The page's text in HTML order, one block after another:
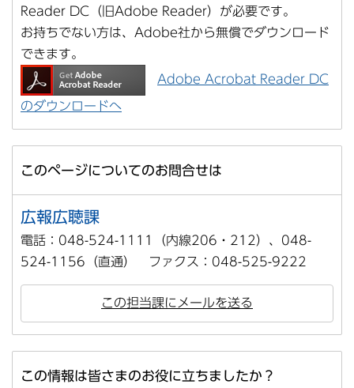
Reader DC（旧Adobe Reader）が必要です。
お持ちでない方は、Adobe社から無償でダウンロード
できます。
Adobe Acrobat Reader DC
のダウンロードへ
このページについてのお問合せは
広報広聴課
電話：048-524-1111（内線206・212）、048-
524-1156（直通） ファクス：048-525-9222
この担当課にメールを送る
この情報は皆さまのお役に立ちましたか？